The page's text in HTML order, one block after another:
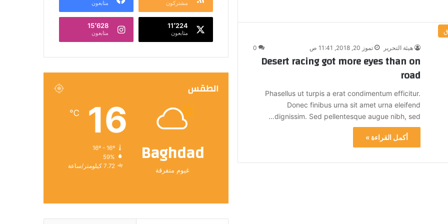
هيئة التحرير تموز 20, 2018, 11:41 ص 0
Desert racing got more eyes than on
road
Phasellus ut turpis a erat condimentum efficitur.
Donec finibus urna sit amet urna eleifend
dignissim. Sed pellentesque augue nibh, sed…
أكمل القراءة »
مشتركون متابعون
11٬224
متابعون
15٬628
متابعون
الطقس
Baghdad
غيوم متفرقة
16
℃
16º - 16º
59%
7.72 كيلومتر/ساعة